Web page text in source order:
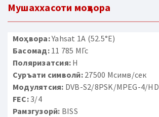
Мушаххасоти моҳвора
Моҳвора:Yahsat 1A (52.5°E)
Басомад:11 785 МГс
Поляризатсия: H
Суръати символӣ:27500 Мсимв/сек
Модулятсия: DVB-S2/8PSK/MPEG-4/HD
FEC:3/4
Рамзгузорӣ: BISS